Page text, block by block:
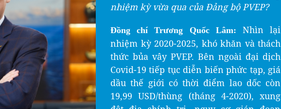
nhiệm kỳ vừa qua của Đảng bộ PVEP?
Đồng chí Trương Quốc Lâm:
Nhìn lại
nhiệm kỳ 2020-2025, khó khăn và thách
thức bủa vây PVEP. Bên ngoài đại dịch
Covid-19 tiếp tục diễn biến phức tạp, giá
dầu thế giới có thời điểm lao dốc còn
19,99 USD/thùng (tháng 4-2020), xung